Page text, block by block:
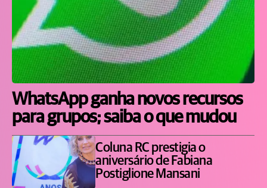
WhatsApp ganha novos recursos
para grupos; saiba o que mudou
Coluna RC prestigia o
aniversário de Fabiana
Postiglione Mansani